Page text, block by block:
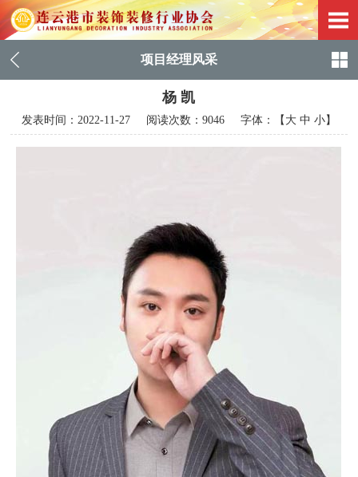
项目经理风采
杨 凯
发表时间： 2022-11-27阅读次数：9046 字体：【 大 中 小】